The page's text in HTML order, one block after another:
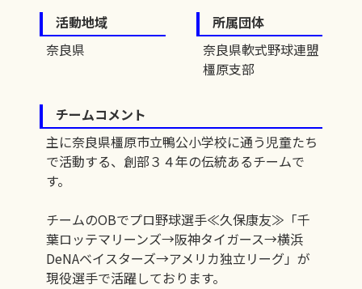
活動地域
奈良県
所属団体
奈良県軟式野球連盟
橿原支部
チームコメント
主に奈良県橿原市立鴨公小学校に通う児童たち
で活動する、創部３４年の伝統あるチームで
す。
チームのOBでプロ野球選手≪久保康友≫「千
葉ロッテマリーンズ→阪神タイガース→横浜
DeNAベイスターズ→アメリカ独立リーグ」が
現役選手で活躍しております。